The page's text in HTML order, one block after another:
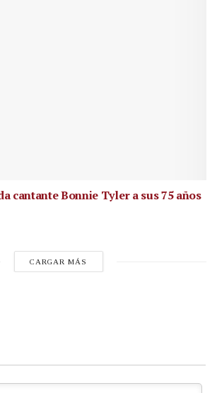
cantanteBonnie Tyler a sus 75 años
CARGAR MÁS